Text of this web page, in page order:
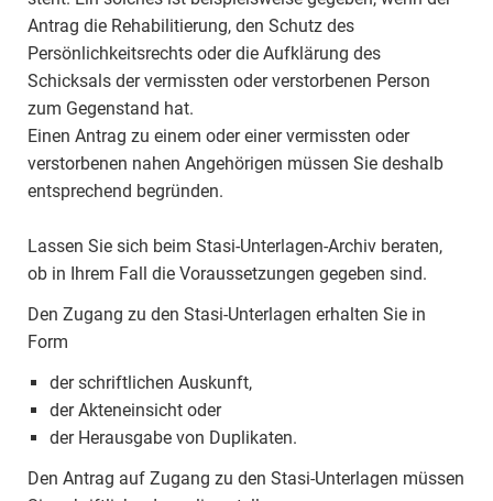
Antrag die Rehabilitierung, den Schutz des
Persönlichkeitsrechts oder die Aufklärung des
Schicksals der vermissten oder verstorbenen Person
zum Gegenstand hat.
Einen Antrag zu einem oder einer vermissten oder
verstorbenen nahen Angehörigen müssen Sie deshalb
entsprechend begründen.
Lassen Sie sich beim Stasi-Unterlagen-Archiv beraten,
ob in Ihrem Fall die Voraussetzungen gegeben sind.
Den Zugang zu den Stasi-Unterlagen erhalten Sie in
Form
der schriftlichen Auskunft,
der Akteneinsicht oder
der Herausgabe von Duplikaten.
Den Antrag auf Zugang zu den Stasi-Unterlagen müssen